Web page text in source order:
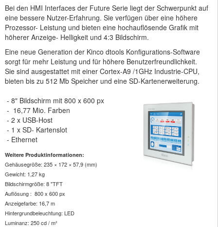
Bei den HMI Interfaces der Future Serie liegt der Schwerpunkt auf
eine bessere Nutzer-Erfahrung. Sie verfügen über eine höhere
Prozessor- Leistung und bieten eine hochauflösende Grafik mit
höherer Anzeige- Helligkeit und 4:3 Bildschirm.
Eine neue Generation der Kinco dtools Konfigurations-Software
sorgt für mehr Leistung und für höhere Benutzerfreundlichkeit.
Sie sind ausgestattet mit einer Cortex-A9 /1GHz Industrie-CPU,
bieten bis zu 512 Mb Speicher und eine SD-Kartenerweiterung.
- 8" Bildschirm mit 800 x 600 px
- 16,77 Mio. Farben
- 2 x USB-Host
- 1 x SD- Kartenslot
- Ethernet
Weitere Produktinformationen:
Gehäusegröße: 235 × 172 × 57,9 (mm)
Gewicht: 1,27 kg
Bildschirmgröße: 8 "TFT
Auflösung : 800 x 600 px
Anzeigefarbe: 16,7 m
Hintergrundbeleuchtung: LED
Luminanz: 250 cd / m²